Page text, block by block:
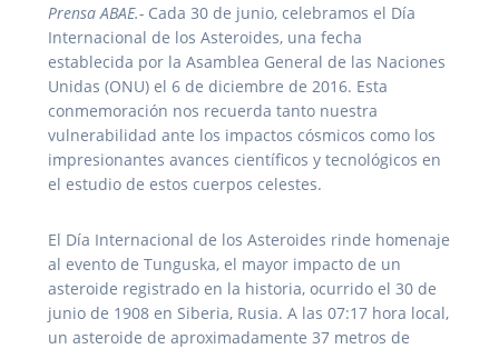
Prensa ABAE.- Cada 30 de junio, celebramos el Día
Internacional de los Asteroides, una fecha
establecida por la Asamblea General de las Naciones
Unidas (ONU) el 6 de diciembre de 2016. Esta
conmemoración nos recuerda tanto nuestra
vulnerabilidad ante los impactos cósmicos como los
impresionantes avances científicos y tecnológicos en
el estudio de estos cuerpos celestes.
El Día Internacional de los Asteroides rinde homenaje
al evento de Tunguska, el mayor impacto de un
asteroide registrado en la historia, ocurrido el 30 de
junio de 1908 en Siberia, Rusia. A las 07:17 hora local,
un asteroide de aproximadamente 37 metros de